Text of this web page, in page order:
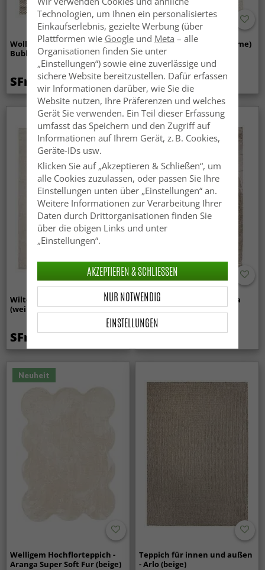
Wollteppich - Avafors Wool
Bubble (beige)
SFr. 75.99
Wollteppich - Coastal (creme)
SFr. 75.99
Wilton-Teppich - Sunayama
(weiß)
SFr. 48.99
Hochflorteppiche - Aranga
Super Soft Fur (braun)
SFr. 31.99
Neuheit
Welligem Hochflorteppich -
Aranga Super Soft Fur (beige)
Teppich für innen und außen
- Arlo (beige)
Technologien, um Ihnen ein personalisiertes
Einkaufserlebnis, gezielte Werbung (über
Plattformen wie Googleund Meta – alle
Organisationen finden Sie unter
„Einstellungen“) sowie eine zuverlässige und
sichere Website bereitzustellen. Dafür erfassen
wir Informationen darüber, wie Sie die
Website nutzen, Ihre Präferenzen und welches
Gerät Sie verwenden. Ein Teil dieser Erfassung
umfasst das Speichern und den Zugriff auf
Informationen auf Ihrem Gerät, z. B. Cookies,
Geräte-IDs usw.
Klicken Sie auf „Akzeptieren & Schließen“, um
alle Cookies zuzulassen, oder passen Sie Ihre
Einstellungen unten über „Einstellungen“ an.
Weitere Informationen zur Verarbeitung Ihrer
Daten durch Drittorganisationen finden Sie
über die obigen Links und unter
„Einstellungen“.
EINSTELLUNGEN
NUR NOTWENDIG
AKZEPTIEREN & SCHLIESSEN